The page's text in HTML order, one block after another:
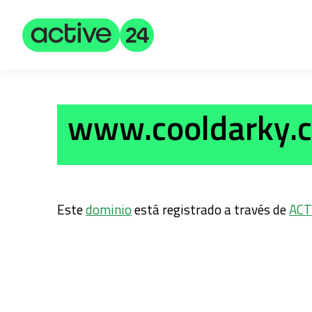
Estedominioestá registrado a través de